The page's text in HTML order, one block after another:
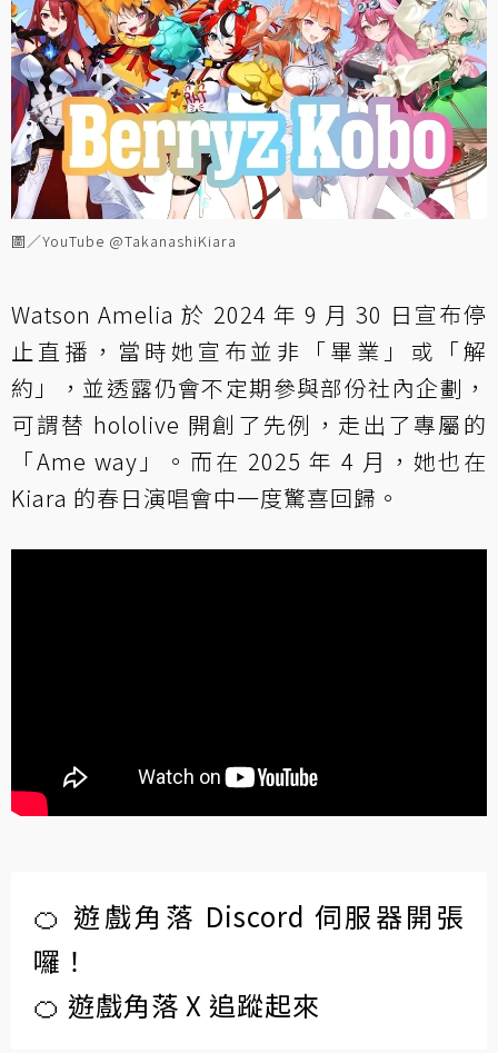
圖／YouTube @TakanashiKiara
Watson Amelia 於 2024 年 9 月 30 日宣布停
止直播，當時她宣布並非「畢業」或「解
約」，並透露仍會不定期參與部份社內企劃，
可謂替 hololive 開創了先例，走出了專屬的
「Ame way」。而在 2025 年 4 月，她也在
Kiara 的春日演唱會中一度驚喜回歸。
🍊 遊戲角落 Discord 伺服器開張
囉！
🍊 遊戲角落 X 追蹤起來